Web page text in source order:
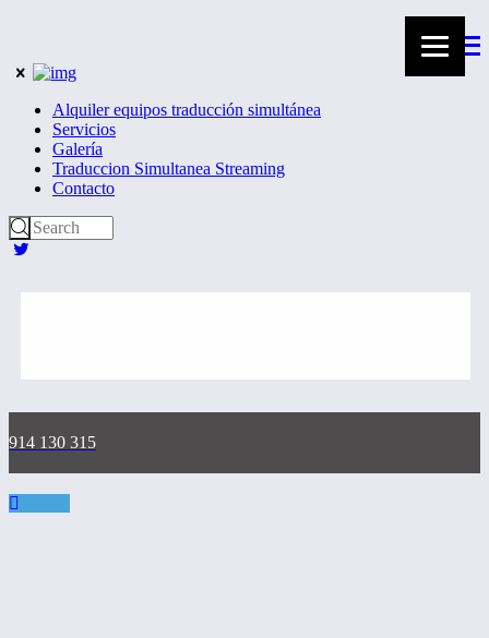
Alquiler equipos traducción simultánea
Servicios
Galería
Traduccion Simultanea Streaming
Contacto
914 130 315